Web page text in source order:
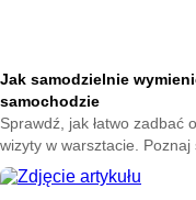
Jak samodzielnie
samochodzie
Sprawdź, jak łatwo zadbać
wizyty w warsztacie.
na wybór dobrych części i
pomyłek przy ich wymianie.